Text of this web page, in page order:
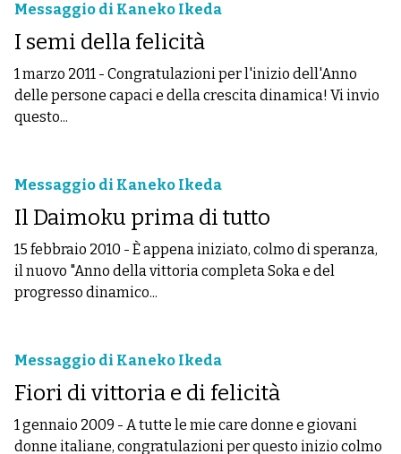
Messaggio di Kaneko Ikeda
I semi della felicità
1 marzo 2011 - Congratulazioni per l'inizio dell'Anno
delle persone capaci e della crescita dinamica! Vi invio
questo...
Messaggio di Kaneko Ikeda
Il Daimoku prima di tutto
15 febbraio 2010 - È appena iniziato, colmo di speranza,
il nuovo "Anno della vittoria completa Soka e del
progresso dinamico...
Messaggio di Kaneko Ikeda
Fiori di vittoria e di felicità
1 gennaio 2009 - A tutte le mie care donne e giovani
donne italiane, congratulazioni per questo inizio colmo